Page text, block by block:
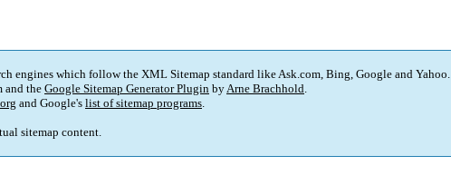
engines which follow the XML Sitemap standard like Ask.com, Bing, Google and Yahoo.
and theGoogle Sitemap Generator Plugin byArne Brachhold.
and Google's list of sitemap programs.
sitemap content.